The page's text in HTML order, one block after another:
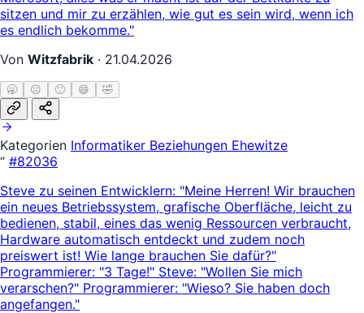
sitzen und mir zu erzählen, wie gut es sein wird, wenn ich
es endlich bekomme."
Von Witzfabrik · 21.04.2026
🥱 😐 🙂 😄 🤣
Kategorien Informatiker Beziehungen Ehewitze
“ #82036
Steve zu seinen Entwicklern: "Meine Herren! Wir brauchen
ein neues Betriebssystem, grafische Oberfläche, leicht zu
bedienen, stabil, eines das wenig Ressourcen verbraucht,
Hardware automatisch entdeckt und zudem noch
preiswert ist! Wie lange brauchen Sie dafür?"
Programmierer: "3 Tage!" Steve: "Wollen Sie mich
verarschen?" Programmierer: "Wieso? Sie haben doch
angefangen."